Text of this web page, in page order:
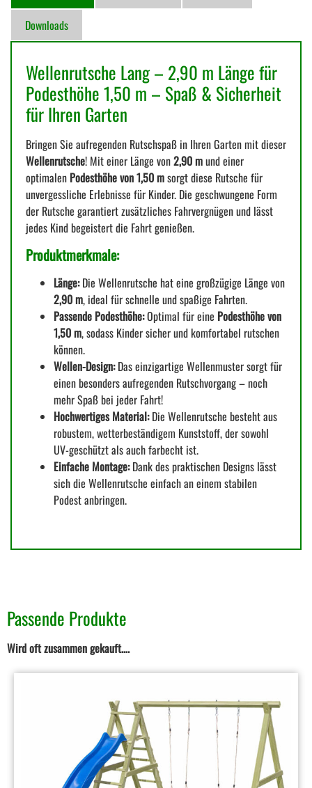
Downloads
Wellenrutsche Lang – 2,90 m Länge für
Podesthöhe 1,50 m – Spaß & Sicherheit
für Ihren Garten
Bringen Sie aufregenden Rutschspaß in Ihren Garten mit dieser
Wellenrutsche! Mit einer Länge von2,90 mund einer
optimalen Podesthöhe von 1,50 msorgt diese Rutsche für
unvergessliche Erlebnisse für Kinder. Die geschwungene Form
der Rutsche garantiert zusätzliches Fahrvergnügen und lässt
jedes Kind begeistert die Fahrt genießen.
Produktmerkmale:
Länge:Die Wellenrutsche hat eine großzügige Länge von
2,90 m, ideal für schnelle und spaßige Fahrten.
Passende Podesthöhe:Optimal für eine Podesthöhe von
1,50 m, sodass Kinder sicher und komfortabel rutschen
können.
Wellen-Design:Das einzigartige Wellenmuster sorgt für
einen besonders aufregenden Rutschvorgang – noch
mehr Spaß bei jeder Fahrt!
Hochwertiges Material:Die Wellenrutsche besteht aus
robustem, wetterbeständigem Kunststoff, der sowohl
UV-geschützt als auch farbecht ist.
Einfache Montage:Dank des praktischen Designs lässt
sich die Wellenrutsche einfach an einem stabilen
Podest anbringen.
Passende Produkte
Wird oft zusammen gekauft….